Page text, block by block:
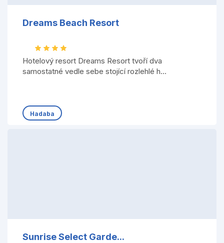
Dreams Beach Resort
Hotelový resort Dreams Resort tvoří dva
samostatné vedle sebe stojící rozlehlé h...
Hadaba
Sunrise Select Garde...